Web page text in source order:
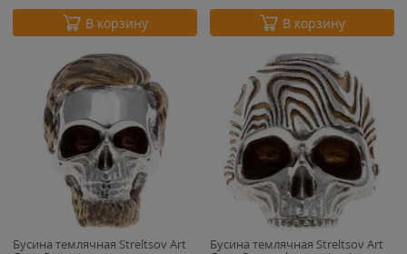
В корзину В корзину
Бусина темлячная Streltsov Art Бусина темлячная Streltsov Art